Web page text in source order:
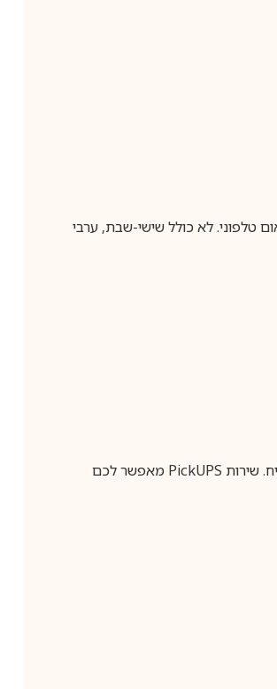
קבלת המשלוח תבוצע עד חמישה ימי עסקים מיום שלאחר ביצוע ההזמנה, בין השעות 9:00-21:00 כולל תיאום טלפוני. לא כולל שישי-שבת, ערבי
שירות PickUPS מאפשר לכם